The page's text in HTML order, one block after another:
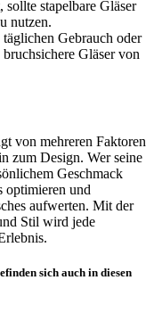
stapelbare Gläser
nutzen.
Gebrauch oder
Gläser von
von mehreren Faktoren
zum Design. Wer seine
Geschmack
optimieren und
aufwerten. Mit der
Stil wird jede
sich auch in diesen